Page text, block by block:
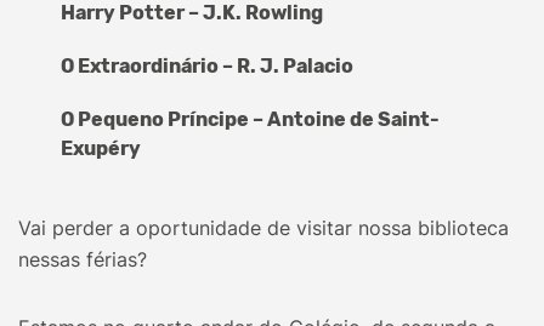
Harry Potter – J.K. Rowling
O Extraordinário – R. J. Palacio
O Pequeno Príncipe – Antoine de Saint-
Exupéry
Vai perder a oportunidade de visitar nossa biblioteca
nessas férias?